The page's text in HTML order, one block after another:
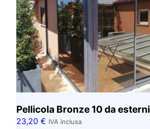
Pellicola Bronze 10 da esterni
23,20 € IVA inclusa